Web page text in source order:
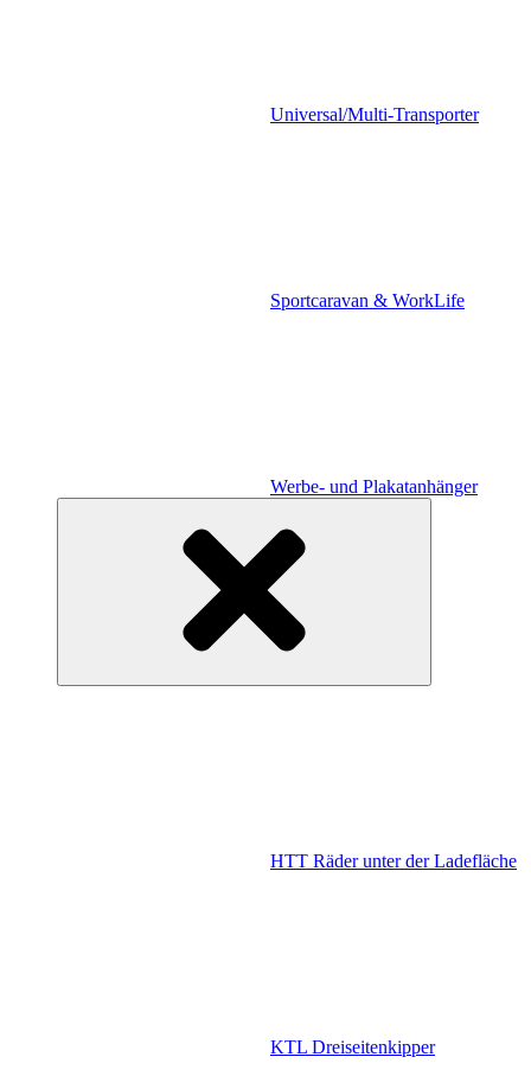
Universal/Multi-Transporter
Sportcaravan & WorkLife
Werbe- und Plakatanhänger
HTT Räder unter der Ladefläche
KTL Dreiseitenkipper